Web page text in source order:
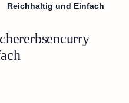
Reichhaltig und Einfach